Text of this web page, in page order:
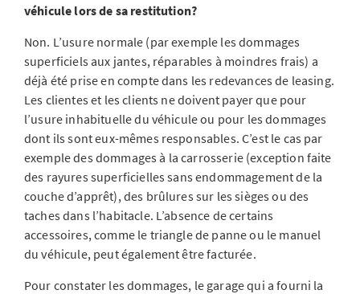
véhicule lors de sa restitution?
Non. L’usure normale (par exemple les dommages
superficiels aux jantes, réparables à moindres frais) a
déjà été prise en compte dans les redevances de leasing.
Les clientes et les clients ne doivent payer que pour
l’usure inhabituelle du véhicule ou pour les dommages
dont ils sont eux-mêmes responsables. C’est le cas par
exemple des dommages à la carrosserie (exception faite
des rayures superficielles sans endommagement de la
couche d’apprêt), des brûlures sur les sièges ou des
taches dans l’habitacle. L’absence de certains
accessoires, comme le triangle de panne ou le manuel
du véhicule, peut également être facturée.
Pour constater les dommages, le garage qui a fourni la